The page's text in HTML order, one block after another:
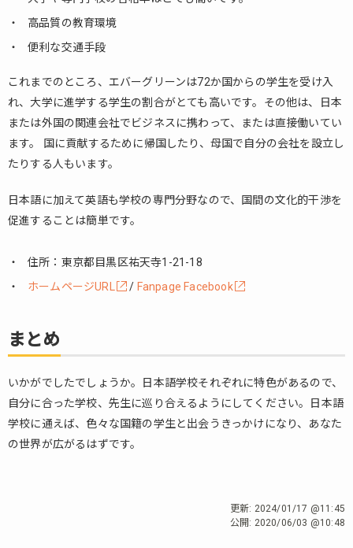
高品質の教育環境
便利な交通手段
これまでのところ、エバーグリーンは72か国からの学生を受け入
れ、大学に進学する学生の割合がとても高いです。その他は、日本
または外国の関連会社でビジネスに携わって、または直接働いてい
ます。 国に貢献するために帰国したり、母国で自分の会社を設立し
たりする人もいます。
日本語に加えて英語も学校の専門分野なので、国間の文化的干渉を
促進することは簡単です。
住所：東京都目黒区祐天寺1-21-18
ホームページURL
/ Fanpage Facebook
まとめ
いかがでしたでしょうか。日本語学校それぞれに特色があるので、
自分に合った学校、先生に巡り合えるようにしてください。日本語
学校に通えば、色々な国籍の学生と出会うきっかけになり、あなた
の世界が広がるはずです。
更新: 2024/01/17 @11:45
公開: 2020/06/03 @10:48